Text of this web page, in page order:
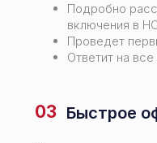
03 Быстрое
Подробно
включения в
Проведет
Ответит на